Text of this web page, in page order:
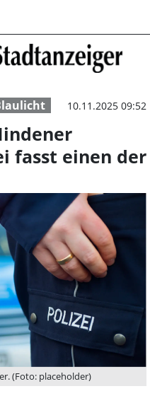
in
10.11.2025 09:52
fasst einen der
(Foto: placeholder)